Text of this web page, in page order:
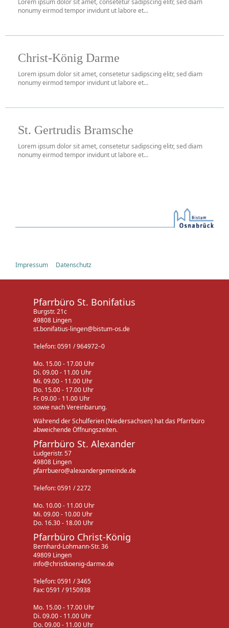
Lorem ipsum dolor sit amet, consetetur sadipscing elitr, sed diam
nonumy eirmod tempor invidunt ut labore et...
Christ-König Darme
Lorem ipsum dolor sit amet, consetetur sadipscing elitr, sed diam
nonumy eirmod tempor invidunt ut labore et...
St. Gertrudis Bramsche
Lorem ipsum dolor sit amet, consetetur sadipscing elitr, sed diam
nonumy eirmod tempor invidunt ut labore et...
Impressum Datenschutz
Pfarrbüro St. Bonifatius
Burgstr. 21c
49808 Lingen
st.bonifatius-lingen@bistum-os.de
Telefon: 0591 / 964972–0
Mo. 15.00 - 17.00 Uhr
Di. 09.00 - 11.00 Uhr
Mi. 09.00 - 11.00 Uhr
Do. 15.00 - 17.00 Uhr
Fr. 09.00 - 11.00 Uhr
sowie nach Vereinbarung.
Während der Schulferien (Niedersachsen) hat das Pfarrbüro
abweichende Öffnungszeiten.
Pfarrbüro St. Alexander
Ludgeristr. 57
49808 Lingen
pfarrbuero@alexandergemeinde.de
Telefon: 0591 / 2272
Mo. 10.00 - 11.00 Uhr
Mi. 09.00 - 10.00 Uhr
Do. 16.30 - 18.00 Uhr
Pfarrbüro Christ-König
Bernhard-Lohmann-Str. 36
49809 Lingen
info@christkoenig-darme.de
Telefon: 0591 / 3465
Fax: 0591 / 9150938
Mo. 15.00 - 17.00 Uhr
Di. 09.00 - 11.00 Uhr
Do. 09.00 - 11.00 Uhr